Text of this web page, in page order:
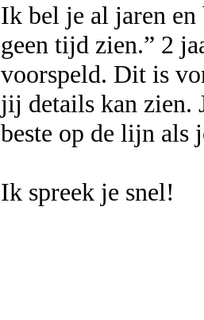
Ik bel je al jaren
geen tijd zien.” 2
voorspeld. Dit is
jij details kan zien.
beste op de lijn als
Ik spreek je snel!